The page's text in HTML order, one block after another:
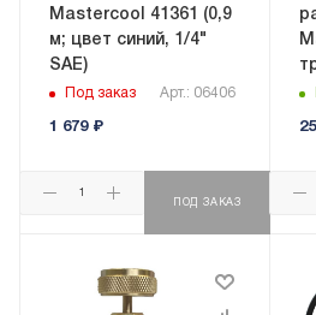
Mastercool 41361 (0,9
м; цвет синий, 1/4"
SAE)
Под заказ Арт.: 06406
1 679₽
ПОД ЗАКАЗ